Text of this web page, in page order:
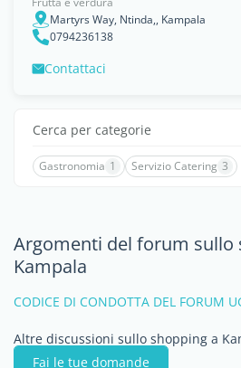
Martyrs Way, Ntinda,, Kampala
0794236138
Contattaci
Cerca per categorie
Gastronomia 1 Servizio Catering 3
Argomenti del forum sullo
Kampala
CODICE DI CONDOTTA DEL FORUM
Altre discussioni sullo shopping a
Fai le tue domande